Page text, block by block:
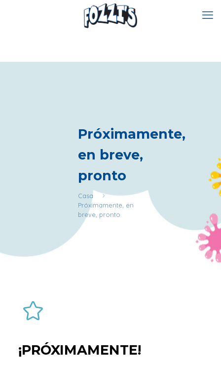
Próximamente,
en breve,
pronto
Casa
Próximamente, en
breve, pronto
¡PRÓXIMAMENTE!